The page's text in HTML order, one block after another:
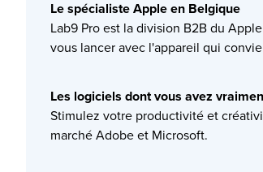
Le spécialiste Apple en Belgique
Lab9 Pro est la division B2B du
vous lancer avec l'appareil qui
Les logiciels dont vous avez
Stimulez votre productivité et
marché Adobe et Microsoft.